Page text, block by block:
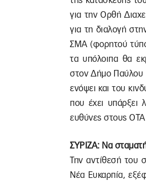
για την Ορθή
για τη διαλογή
ΣΜΑ (φορητού
τα υπόλοιπα θα
στον Δήμο Παύλου
ενόψει και του
που έχει υπάρξει
ευθύνες στους ΟΤΑ
ΣΥΡΙΖΑ: Να
Την αντίθεσή του
Νέα Ευκαρπία,